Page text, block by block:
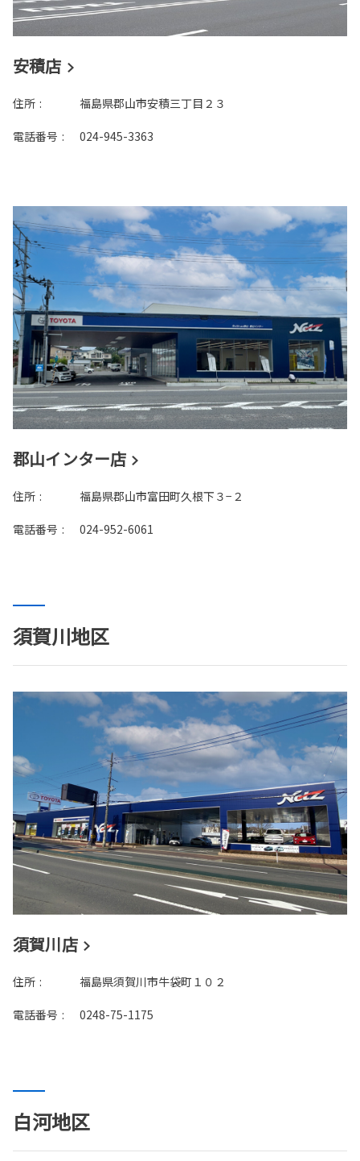
安積店
住所 : 福島県郡山市安積三丁目２３
電話番号 : 024-945-3363
郡山インター店
住所 : 福島県郡山市富田町久根下３−２
電話番号 : 024-952-6061
須賀川地区
須賀川店
住所 : 福島県須賀川市牛袋町１０２
電話番号 : 0248-75-1175
白河地区